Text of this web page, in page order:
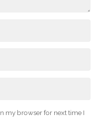
my browser for next time I